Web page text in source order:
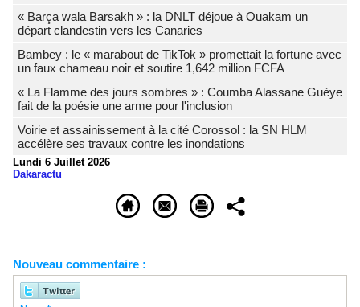
« Barça wala Barsakh » : la DNLT déjoue à Ouakam un
départ clandestin vers les Canaries
Bambey : le « marabout de TikTok » promettait la fortune avec
un faux chameau noir et soutire 1,642 million FCFA
« La Flamme des jours sombres » : Coumba Alassane Guèye
fait de la poésie une arme pour l'inclusion
Voirie et assainissement à la cité Corossol : la SN HLM
accélère ses travaux contre les inondations
Lundi 6 Juillet 2026
Dakaractu
Nouveau commentaire :